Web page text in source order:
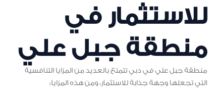
للاستثمار في
منطقة جبل علي
منطقة جبل علي في دبي تتمتع بالعديد من المزايا التنافسية
التي تجعلها وجهة جذابة للاستثمار، ومن هذه المزايا: